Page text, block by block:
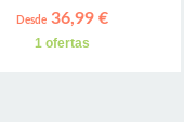
Desde36,99 €
1 ofertas